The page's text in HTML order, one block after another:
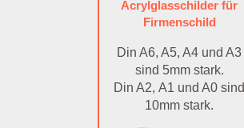
Acrylglasschilder für
Firmenschild
Din A6, A5, A4 und A3
sind 5mm stark.
Din A2, A1 und A0 sind
10mm stark.